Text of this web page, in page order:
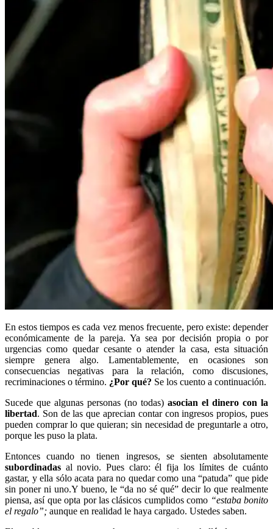
En estos tiempos es cada vez menos frecuente, pero existe: depender
económicamente de la pareja. Ya sea por decisión propia o por
urgencias como quedar cesante o atender la casa, esta situación
siempre genera algo. Lamentablemente, en ocasiones son
consecuencias negativas para la relación, como discusiones,
recriminaciones o término. ¿Por qué? Se los cuento a continuación.
Sucede que algunas personas (no todas) asocian el dinero con la
libertad. Son de las que aprecian contar con ingresos propios, pues
pueden comprar lo que quieran; sin necesidad de preguntarle a otro,
porque les puso la plata.
Entonces cuando no tienen ingresos, se sienten absolutamente
subordinadas al novio. Pues claro: él fija los límites de cuánto
gastar, y ella sólo acata para no quedar como una “patuda” que pide
sin poner ni uno.Y bueno, le “da no sé qué” decir lo que realmente
piensa, así que opta por las clásicos cumplidos como “estaba bonito
el regalo”; aunque en realidad le haya cargado. Ustedes saben.